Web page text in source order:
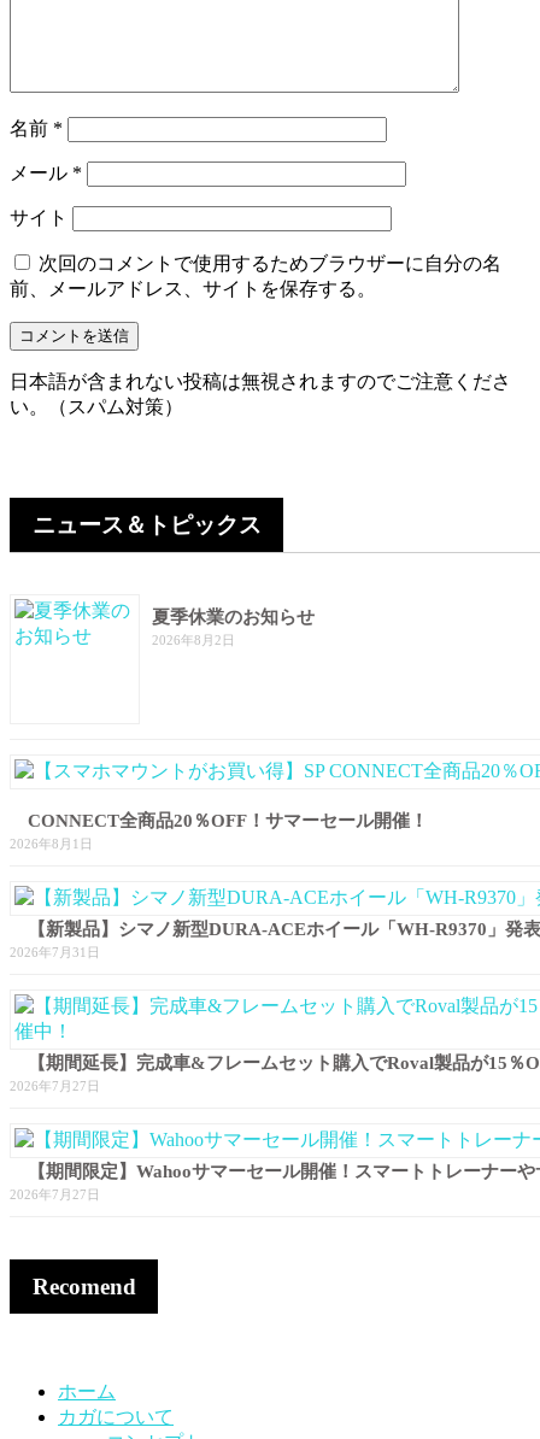
名前 *
メール *
サイト
次回のコメントで使用するためブラウザーに自分の名
前、メールアドレス、サイトを保存する。
日本語が含まれない投稿は無視されますのでご注意くださ
い。（スパム対策）
ニュース＆トピックス
夏季休業のお知らせ
2026年8月2日
CONNECT全商品20％OFF！サマーセール開催！
2026年8月1日
【新製品】シマノ新型DURA-ACEホイール「WH-R9370」発
2026年7月31日
【期間延長】完成車&フレームセット購入でRoval製品が15
2026年7月27日
【期間限定】Wahooサマーセール開催！スマートトレーナー
2026年7月27日
Recomend
ホーム
カガについて